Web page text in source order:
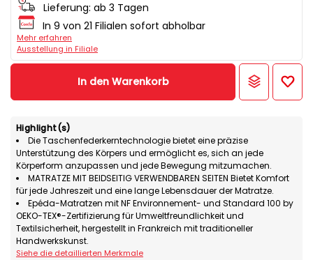
Lieferung: ab 3 Tagen
In 9 von 21 Filialen sofort abholbar
Mehr erfahren
Ausstellung in Filiale
In den Warenkorb
Highlight(s)
Die Taschenfederkerntechnologie bietet eine präzise
Unterstützung des Körpers und ermöglicht es, sich an jede
Körperform anzupassen und jede Bewegung mitzumachen.
MATRATZE MIT BEIDSEITIG VERWENDBAREN SEITEN Bietet Komfort
für jede Jahreszeit und eine lange Lebensdauer der Matratze.
Epéda-Matratzen mit NF Environnement- und Standard 100 by
OEKO-TEX®-Zertifizierung für Umweltfreundlichkeit und
Textilsicherheit, hergestellt in Frankreich mit traditioneller
Handwerkskunst.
Siehe die detaillierten Merkmale